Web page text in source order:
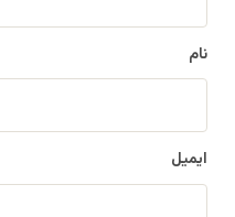
نام
ایمیل